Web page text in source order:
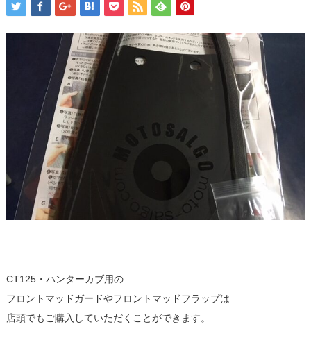
CT125・ハンターカブ用の
フロントマッドガードやフロントマッドフラップは
店頭でもご購入していただくことができます。